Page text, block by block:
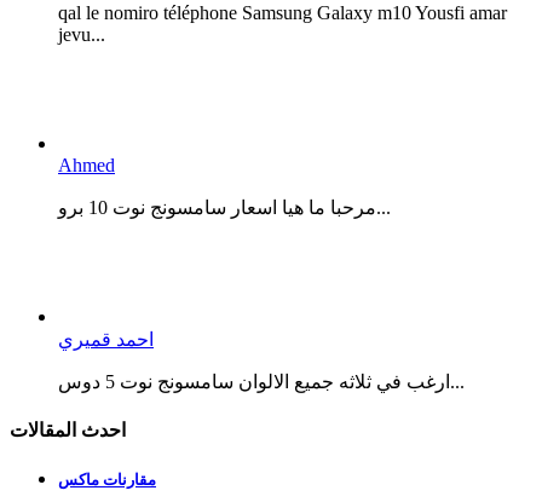
qal le nomiro téléphone Samsung Galaxy m10 Yousfi amar
jevu...
Ahmed
مرحبا ما هيا اسعار سامسونج نوت 10 برو...
احمد قميري
ارغب في ثلاثه جميع الالوان سامسونج نوت 5 دوس...
احدث المقالات
مقارنات ماكس